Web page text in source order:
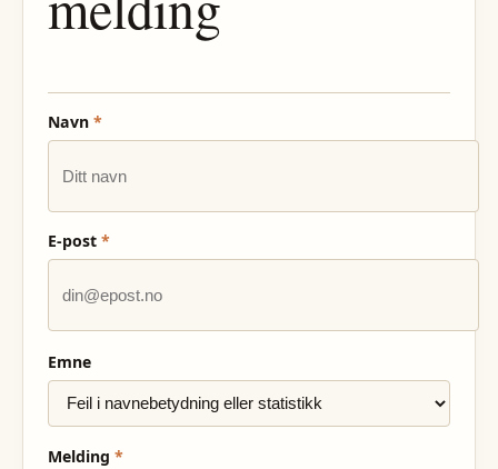
Navn *
E-post *
Emne
Melding *